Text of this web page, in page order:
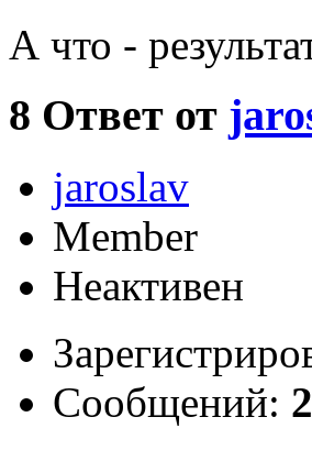
А что -
8 Ответ от
jaroslav
Member
Неактивен
Сообщений: